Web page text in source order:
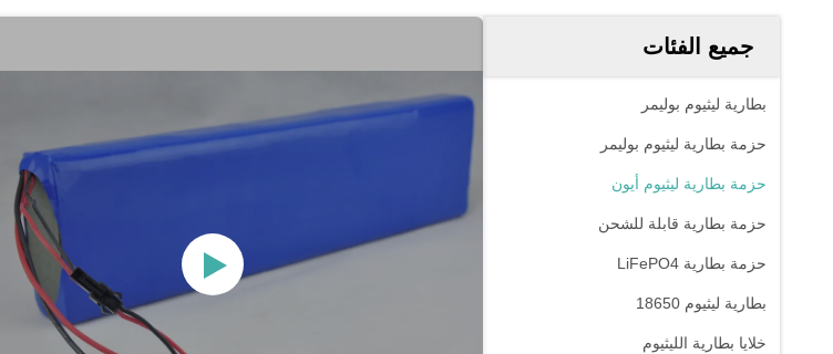
جميع الفئات
بطارية ليثيوم بوليمر
حزمة بطارية ليثيوم بوليمر
حزمة بطارية ليثيوم أيون
حزمة بطارية قابلة للشحن
حزمة بطارية LiFePO4
بطارية ليثيوم 18650
خلايا بطارية الليثيوم